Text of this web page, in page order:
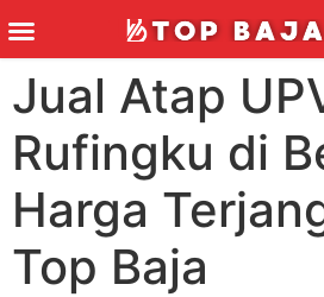
Jual Atap
Rufingku di
Harga
Top Baja